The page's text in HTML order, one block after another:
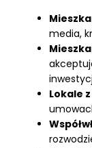
media,
Lokale